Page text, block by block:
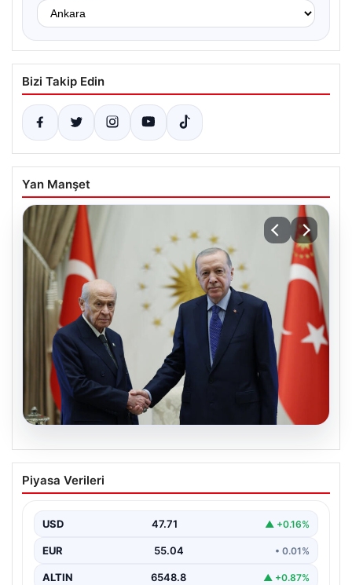
Bizi Takip Edin
Yan Manşet
06.08.2026
Cumhurbaşkanı Erdoğan, Devlet
Bahçeli ile görüştü
Piyasa Verileri
USD 47.71 ▲ +0.16%
EUR 55.04 • 0.01%
ALTIN 6548.8 ▲ +0.87%